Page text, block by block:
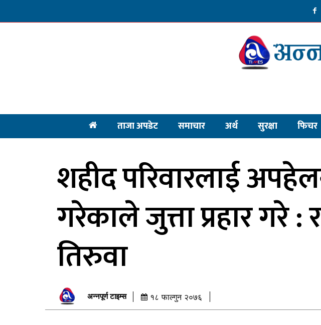
ताजा अपडेट समाचार अर्थ सुरक्षा फिचर
शहीद परिवारलाई
गरेकाले जुत्ता प्रहार गरे :
तिरुवा
अन्नपूर्ण टाइम्स १८ फाल्गुन २०७६